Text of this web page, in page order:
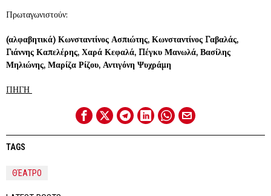
Πρωταγωνιστούν:
(αλφαβητικά) Κωνσταντίνος Ασπιώτης, Κωνσταντίνος Γαβαλάς,
Γιάννης Καπελέρης, Χαρά Κεφαλά, Πέγκυ Μανωλά, Βασίλης
Μηλιώνης, Μαρίζα Ρίζου, Αντιγόνη Ψυχράμη
ΠΗΓΗ
TAGS
ΘΈΑΤΡΟ